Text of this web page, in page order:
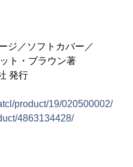
ジ／ソフトカバー／
ト・ブラウン著
発行
product/19/020500002/
4863134428/